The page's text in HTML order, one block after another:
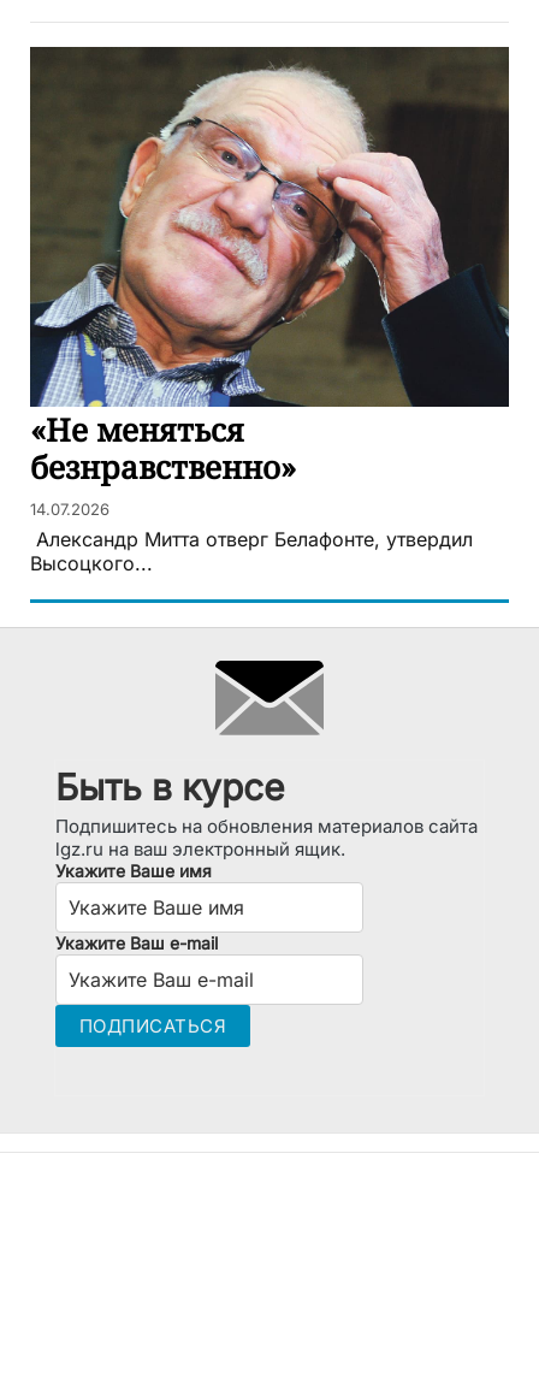
«Не меняться
безнравственно»
14.07.2026
Александр Митта отверг Белафонте, утвердил
Высоцкого...
Быть в курсе
Подпишитесь на обновления материалов сайта
lgz.ru на ваш электронный ящик.
Укажите Ваше имя
Укажите Ваш e-mail